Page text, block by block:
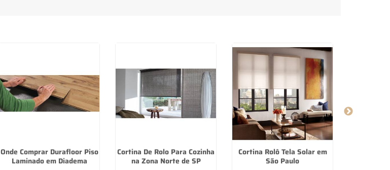
Onde Comprar Durafloor Piso
Laminado em Diadema
Cortina De Rolo Para Cozinha
na Zona Norte de SP
Cortina Rolô Tela Solar em
São Paulo